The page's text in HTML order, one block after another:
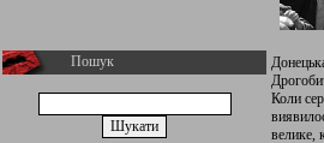
Пошук
Коли
велике,